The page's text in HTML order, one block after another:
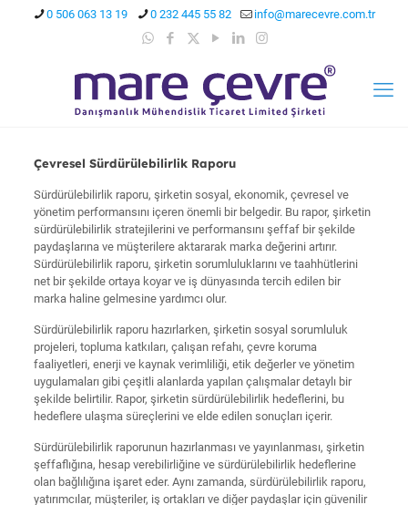
0 506 063 13 19 0 232 445 55 82 info@marecevre.com.tr
Çevresel Sürdürülebilirlik Raporu
Sürdürülebilirlik raporu, şirketin sosyal, ekonomik, çevresel ve
yönetim performansını içeren önemli bir belgedir. Bu rapor, şirketin
sürdürülebilirlik stratejilerini ve performansını şeffaf bir şekilde
paydaşlarına ve müşterilere aktararak marka değerini artırır.
Sürdürülebilirlik raporu, şirketin sorumluluklarını ve taahhütlerini
net bir şekilde ortaya koyar ve iş dünyasında tercih edilen bir
marka haline gelmesine yardımcı olur.
Sürdürülebilirlik raporu hazırlarken, şirketin sosyal sorumluluk
projeleri, topluma katkıları, çalışan refahı, çevre koruma
faaliyetleri, enerji ve kaynak verimliliği, etik değerler ve yönetim
uygulamaları gibi çeşitli alanlarda yapılan çalışmalar detaylı bir
şekilde belirtilir. Rapor, şirketin sürdürülebilirlik hedeflerini, bu
hedeflere ulaşma süreçlerini ve elde edilen sonuçları içerir.
Sürdürülebilirlik raporunun hazırlanması ve yayınlanması, şirketin
şeffaflığına, hesap verebilirliğine ve sürdürülebilirlik hedeflerine
olan bağlılığına işaret eder. Aynı zamanda, sürdürülebilirlik raporu,
yatırımcılar, müşteriler, iş ortakları ve diğer paydaşlar için güvenilir